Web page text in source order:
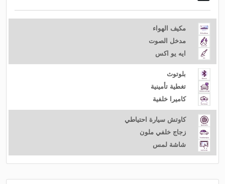
مكيف الهواء
مدخل الصوت
ايه يو اكس
بلوتوث
تغطية تأمينية
كاميرا خلفية
كاوتش سيارة احتياطي
زجاج خلفي ملون
شاشة لمس